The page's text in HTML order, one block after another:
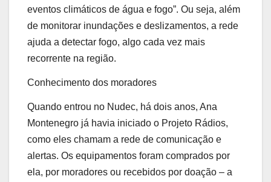
eventos climáticos de água e fogo”. Ou seja, além
de monitorar inundações e deslizamentos, a rede
ajuda a detectar fogo, algo cada vez mais
recorrente na região.
Conhecimento dos moradores
Quando entrou no Nudec, há dois anos, Ana
Montenegro já havia iniciado o Projeto Rádios,
como eles chamam a rede de comunicação e
alertas. Os equipamentos foram comprados por
ela, por moradores ou recebidos por doação – a